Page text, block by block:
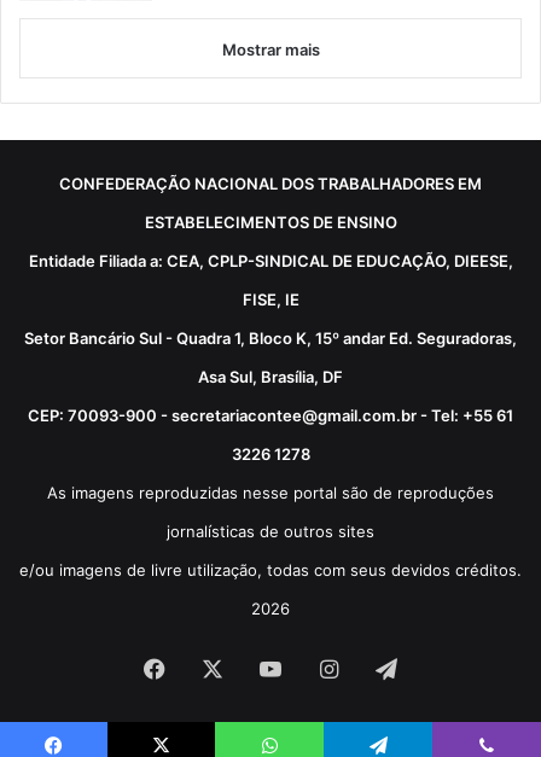
Mostrar mais
CONFEDERAÇÃO NACIONAL DOS TRABALHADORES EM
ESTABELECIMENTOS DE ENSINO
Entidade Filiada a: CEA, CPLP-SINDICAL DE EDUCAÇÃO, DIEESE,
FISE, IE
Setor Bancário Sul - Quadra 1, Bloco K, 15º andar Ed. Seguradoras,
Asa Sul, Brasília, DF
CEP: 70093-900 - secretariacontee@gmail.com.br - Tel: +55 61
3226 1278
As imagens reproduzidas nesse portal são de reproduções
jornalísticas de outros sites
e/ou imagens de livre utilização, todas com seus devidos créditos.
2026
Facebook YouTubeInstagram